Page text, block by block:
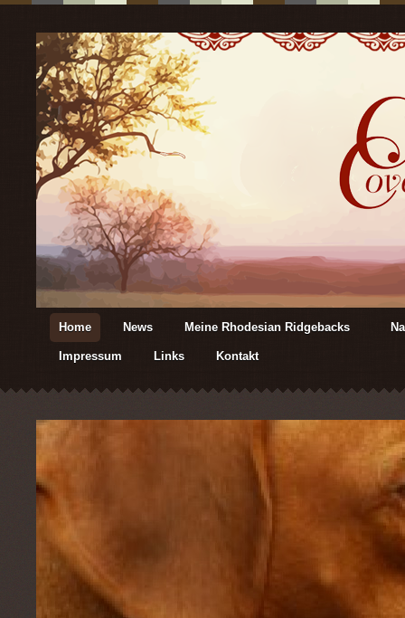
Home News Meine Rhodesian Ridgebacks
Impressum Links Kontakt